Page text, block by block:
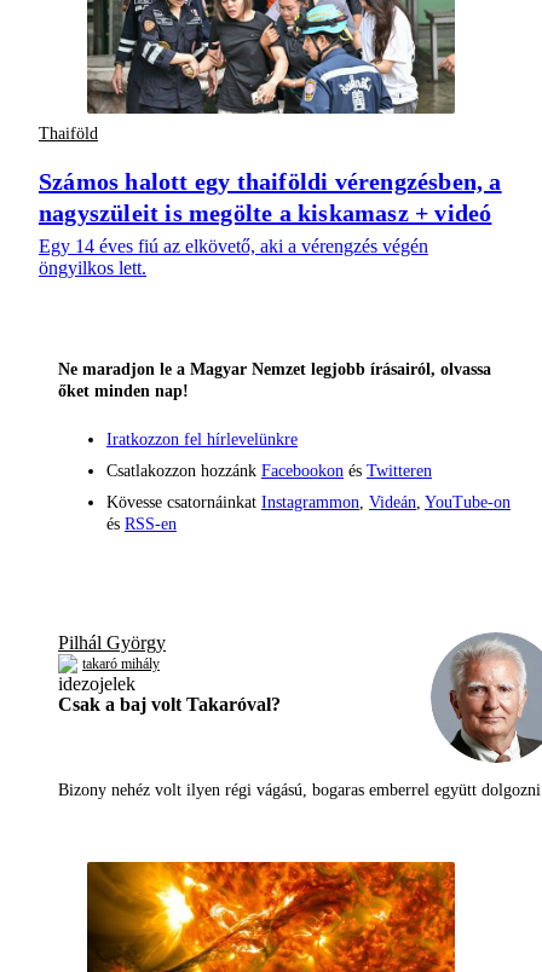
Thaiföld
Számos halott egy thaiföldi vérengzésben, a
nagyszüleit is megölte a kiskamasz + videó
Egy 14 éves fiú az elkövető, aki a vérengzés végén
öngyilkos lett.
Ne maradjon le a Magyar Nemzet legjobb írásairól, olvassa
őket minden nap!
Iratkozzon fel hírlevelünkre
Csatlakozzon hozzánk Facebookon és Twitteren
Kövesse csatornáinkat Instagrammon Videán YouTube-on
és RSS-en
Pilhál György
takaró mihály
Csak a baj volt Takaróval?
Bizony nehéz volt ilyen régi vágású, bogaras emberrel együtt